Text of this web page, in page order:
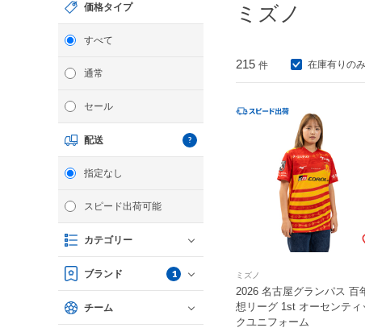
価格タイプ
すべて
通常
セール
配送
指定なし
スピード出荷可能
カテゴリー
ブランド 1
チーム
ミズノ
215 件 在庫有りのみ
ミズノ
2026 名古屋グランパス 百
想リーグ 1st オーセンティ
クユニフォーム